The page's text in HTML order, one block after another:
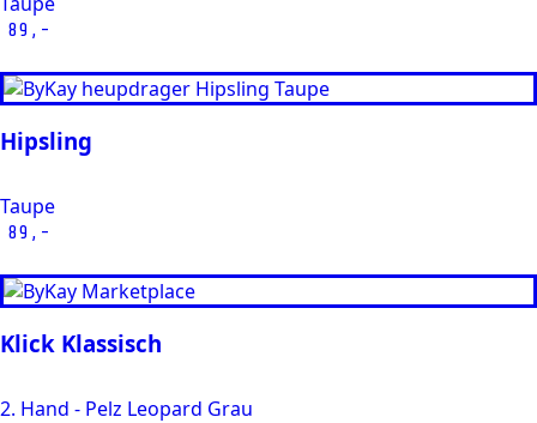
Hipsling
Taupe
Klick Klassisch
2. Hand - Pelz Leopard Grau